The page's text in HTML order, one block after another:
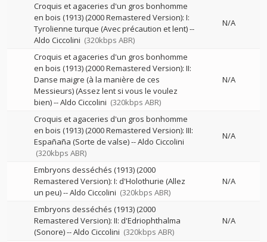
Croquis et agaceries d'un gros bonhomme
en bois (1913) (2000 Remastered Version): I:
Tyrolienne turque (Avec précaution et lent)--
Aldo Ciccolini (320kbps ABR)
N/A
Croquis et agaceries d'un gros bonhomme
en bois (1913) (2000 Remastered Version): II:
Danse maigre (à la manière de ces
Messieurs) (Assez lent si vous le voulez
bien)--Aldo Ciccolini (320kbps ABR)
N/A
Croquis et agaceries d'un gros bonhomme
en bois (1913) (2000 Remastered Version): III:
Españaña (Sorte de valse)--Aldo Ciccolini
(320kbps ABR)
N/A
Embryons desséchés (1913) (2000
Remastered Version): I: d'Holothurie (Allez
un peu)--Aldo Ciccolini (320kbps ABR)
N/A
Embryons desséchés (1913) (2000
Remastered Version): II: d'Edriophthalma
(Sonore)--Aldo Ciccolini (320kbps ABR)
N/A